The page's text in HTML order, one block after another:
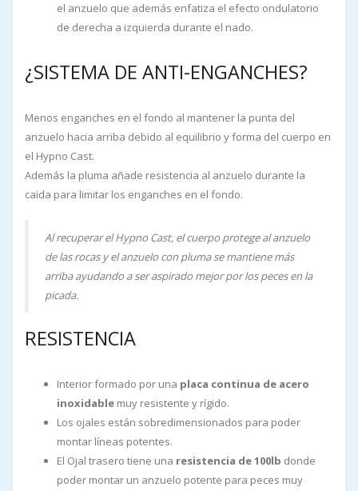
el anzuelo que además enfatiza el efecto ondulatorio
de derecha a izquierda durante el nado.
¿SISTEMA DE ANTI-ENGANCHES?
Menos enganches en el fondo al mantener la punta del
anzuelo hacia arriba debido al equilibrio y forma del cuerpo en
el Hypno Cast.
Además la pluma añade resistencia al anzuelo durante la
caida para limitar los enganches en el fondo.
Al recuperar el Hypno Cast, el cuerpo protege al anzuelo
de las rocas y el anzuelo con pluma se mantiene más
arriba ayudando a ser aspirado mejor por los peces en la
picada.
RESISTENCIA
Interior formado por una placa continua de acero
inoxidable muy resistente y rígido.
Los ojales están sobredimensionados para poder
montar líneas potentes.
El Ojal trasero tiene una resistencia de 100lb donde
poder montar un anzuelo potente para peces muy